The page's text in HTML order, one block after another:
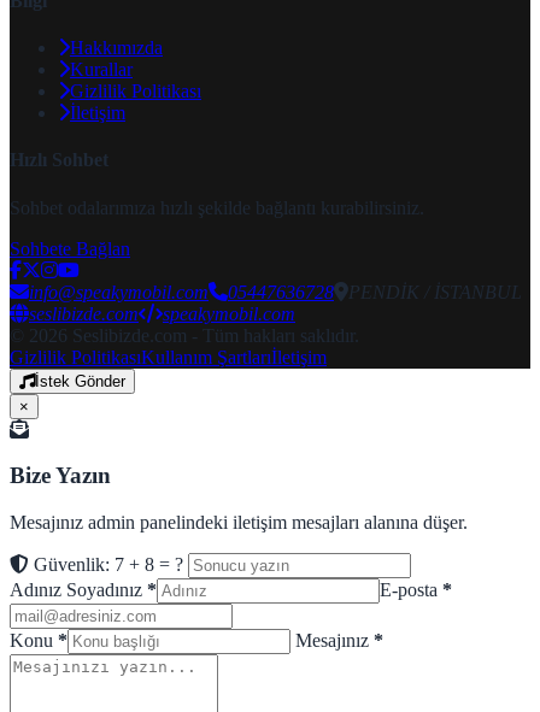
Hakkımızda
Kurallar
Gizlilik Politikası
İletişim
Hızlı Sohbet
Sohbet odalarımıza hızlı şekilde bağlantı kurabilirsiniz.
Sohbete Bağlan
info@speakymobil.com 05447636728
PENDİK / İSTANBUL
seslibizde.com
speakymobil.com
© 2026 Seslibizde.com - Tüm hakları saklıdır.
Gizlilik PolitikasıKullanım Şartlarıİletişim
İstek Gönder
×
Bize Yazın
Mesajınız admin panelindeki iletişim mesajları alanına düşer.
Güvenlik: 7 + 8 = ?
Adınız Soyadınız * E-posta *
Konu * Mesajınız *